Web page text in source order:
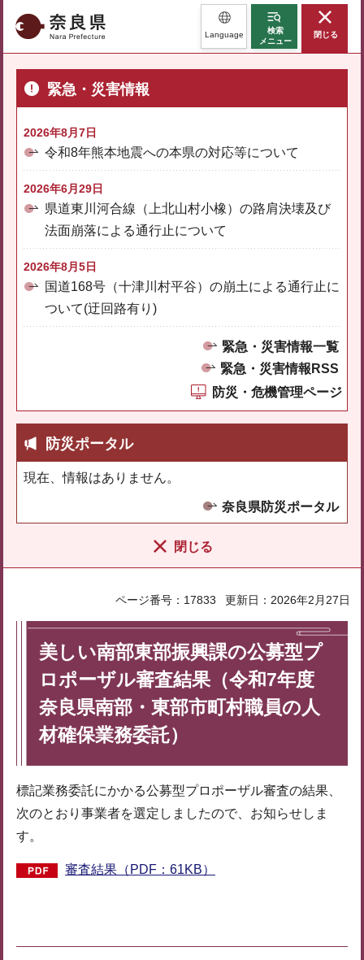
奈良県 Language
検索
メニュー
閉じる
緊急・災害情報
2026年8月7日
令和8年熊本地震への本県の対応等について
2026年6月29日
県道東川河合線（上北山村小橡）の路肩決壊及び
法面崩落による通行止について
2026年8月5日
国道168号（十津川村平谷）の崩土による通行止に
ついて(迂回路有り)
緊急・災害情報一覧
緊急・災害情報RSS
防災・危機管理ページ
防災ポータル
現在、情報はありません。
奈良県防災ポータル
閉じる
ページ番号：17833 更新日：2026年2月27日
美しい南部東部振興課の公募型プ
ロポーザル審査結果（令和7年度
奈良県南部・東部市町村職員の人
材確保業務委託）
標記業務委託にかかる公募型プロポーザル審査の結果、
次のとおり事業者を選定しましたので、お知らせしま
す。
審査結果（PDF：61KB）